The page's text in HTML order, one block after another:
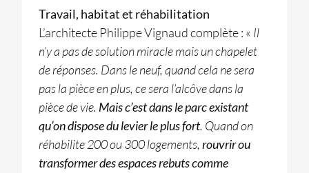
Travail, habitat et réhabilitation
L’architecte Philippe Vignaud complète : « Il
n’y a pas de solution miracle mais un chapelet
de réponses. Dans le neuf, quand cela ne sera
pas la pièce en plus, ce sera l’alcôve dans la
pièce de vie. Mais c’est dans le parc existant
qu’on dispose du levier le plus fort. Quand on
réhabilite 200 ou 300 logements, rouvrir ou
transformer des espaces rebuts comme